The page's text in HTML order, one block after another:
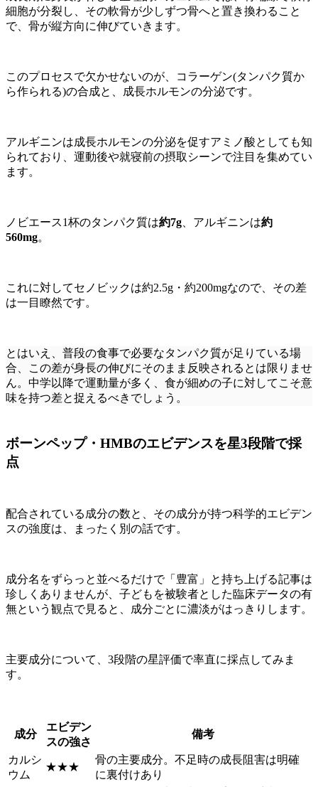
細胞が分裂し、その軟骨が少しずつ骨へと置き換わること
で、骨が縦方向に伸びていきます。
このプロセスで欠かせないのが、コラーゲン(タンパク質か
ら作られる)の合成と、成長ホルモンの分泌です。
アルギニンは成長ホルモンの分泌を促すアミノ酸としても知
られており、運動後や就寝前の摂取シーンで注目を集めてい
ます。
ノビエース1杯のタンパク質は約7g 、アルギニンは約
560mg。
これに対してセノビックは約2.5g・約200mgなので、その差
は一目瞭然です。
とはいえ、普段の食事で必要なタンパク質が足りている場
合、この差が身長の伸びにそのまま反映されるとは限りませ
ん。中学以降で運動量が多く、食が細めの子に対してこそ意
味を持つ差と捉えるべきでしょう。
ボーンペップ・HMBのエビデンスを星3段階で採
点
配合されている成分の数と、その成分が持つ科学的エビデン
スの強度は、まったく別の話です。
成分名をずらっと並べるだけで「豊富」と持ち上げる記事は
珍しくありませんが、子どもを被験者とした臨床データの有
無という観点で見ると、成分ごとに濃淡がはっきりします。
主要成分について、3段階の星評価で率直に採点してみま
す。
成分
エビデン
スの強さ
備考
カルシ
ウム
★★★
骨の主要成分。不足時の成長阻害は明確
に裏付けあり